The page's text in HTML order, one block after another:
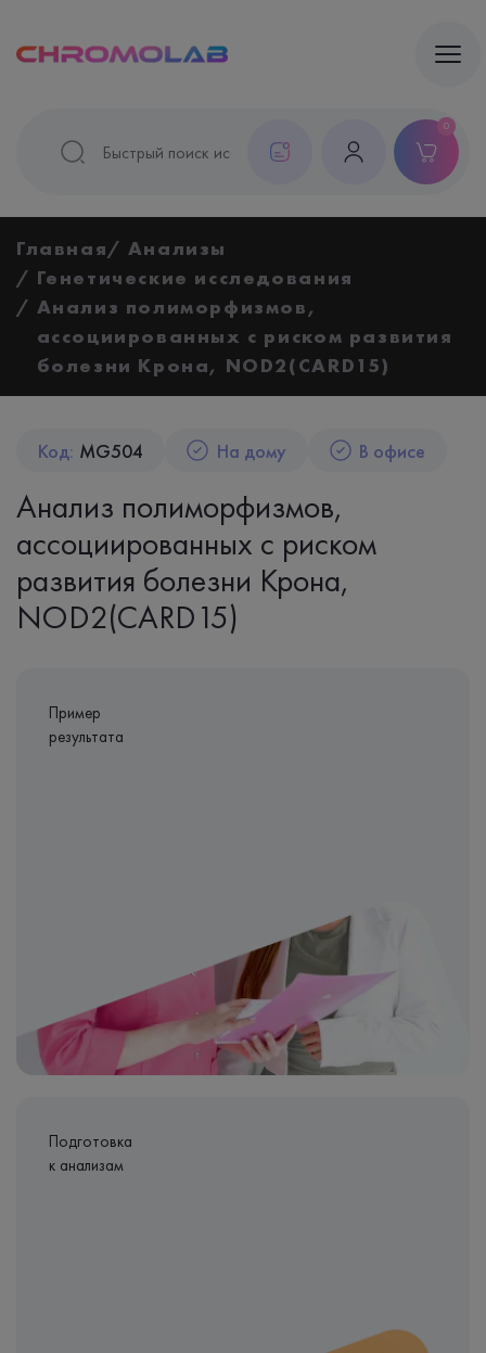
0
Главная
Анализы
Генетические исследования
Анализ полиморфизмов,
ассоциированных с риском развития
болезни Крона, NOD2(CARD15)
Код: MG504 На дому В офисе
Анализ полиморфизмов,
ассоциированных с риском
развития болезни Крона,
NOD2(CARD15)
Пример
результата
Подготовка
к анализам